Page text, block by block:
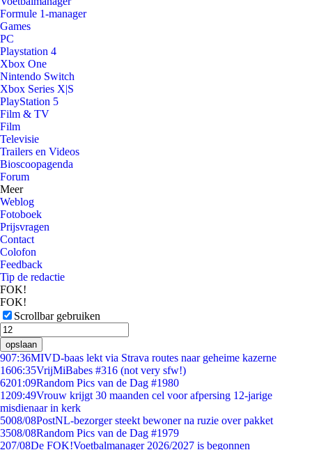
Formule 1-manager
Games
PC
Playstation 4
Xbox One
Nintendo Switch
Xbox Series X|S
PlayStation 5
Film & TV
Film
Televisie
Trailers en Videos
Bioscoopagenda
Forum
Meer
Weblog
Fotoboek
Prijsvragen
Contact
Colofon
Feedback
Tip de redactie
FOK!
FOK!
Scrollbar gebruiken
opslaan
907:36MIVD-baas lekt via Strava routes naar geheime kazerne
1606:35VrijMiBabes #316 (not very sfw!)
6201:09Random Pics van de Dag #1980
1209:49Vrouw krijgt 30 maanden cel voor afpersing 12-jarige
misdienaar in kerk
5008/08PostNL-bezorger steekt bewoner na ruzie over pakket
3508/08Random Pics van de Dag #1979
207/08De FOK!Voetbalmanager 2026/2027 is begonnen